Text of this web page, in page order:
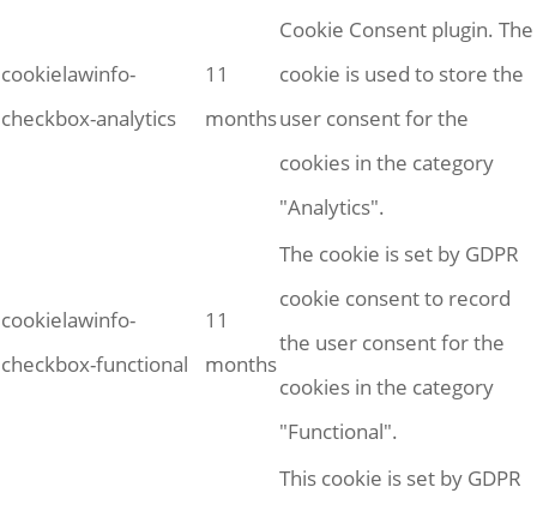
cookielawinfo-
checkbox-analytics
11
months
Cookie Consent plugin. The
cookie is used to store the
user consent for the
cookies in the category
"Analytics".
cookielawinfo-
checkbox-functional
11
months
The cookie is set by GDPR
cookie consent to record
the user consent for the
cookies in the category
"Functional".
This cookie is set by GDPR